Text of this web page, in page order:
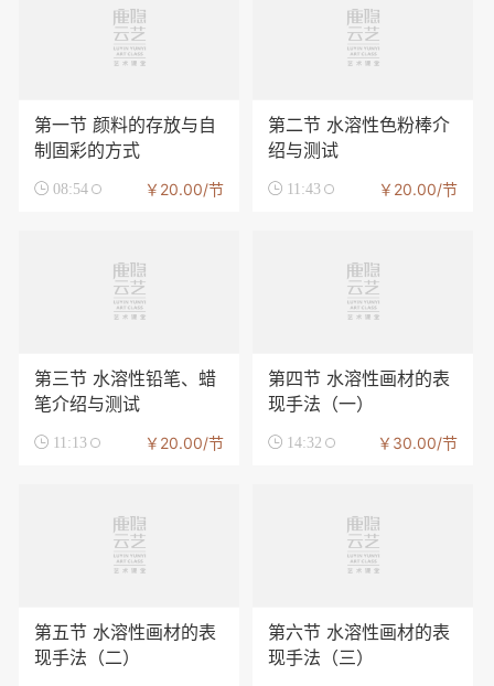
第一节 颜料的存放与自
制固彩的方式
 08:54 ￥20.00/节
第二节 水溶性色粉棒介
绍与测试
 11:43 ￥20.00/节
第三节 水溶性铅笔、蜡
笔介绍与测试
 11:13 ￥20.00/节
第四节 水溶性画材的表
现手法（一）
 14:32 ￥30.00/节
第五节 水溶性画材的表
现手法（二）
第六节 水溶性画材的表
现手法（三）